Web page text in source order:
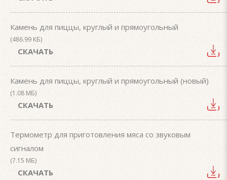
Камень для пиццы, круглый и прямоугольный
(486.99 КБ)
СКАЧАТЬ
Камень для пиццы, круглый и прямоугольный (новый)
(1.08 МБ)
СКАЧАТЬ
Термометр для приготовления мяса со звуковым
сигналом
(7.15 МБ)
СКАЧАТЬ